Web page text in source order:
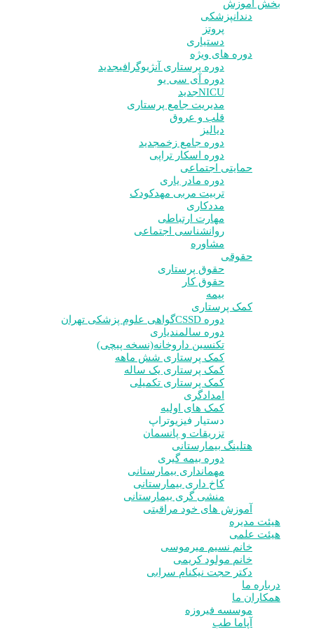
بخش آموزش
دندانپزشکی
پروتز
دستیاری
دوره های ویژه
دوره پرستاری آنژیوگرافیجدید
دوره آی سی یو
NICUجدید
مدیریت جامع پرستاری
قلب و عروق
دیالیز
دوره جامع زخمجدید
دوره اسکار تراپی
حمایتی اجتماعی
دوره مادر یاری
تربیت مربی مهدکودک
مددکاری
مهارت ارتباطی
روانشناسی اجتماعی
مشاوره
حقوقی
حقوق پرستاری
حقوق کار
بیمه
کمک پرستاری
دوره CSSD
گواهی علوم پزشکی تهران
دوره سالمندیاری
تکنسین داروخانه(نسخه پیچی)
کمک پرستاری شش ماهه
کمک پرستاری یک ساله
کمک پرستاری تکمیلی
امدادگری
کمک های اولیه
دستیار فیزیوتراپ
تزریقات و پانسمان
هتلینگ بیمارستانی
دوره بیمه گیری
مهمانداری بیمارستانی
کاخ داری بیمارستانی
منشی گری بیمارستانی
آموزش های خود مراقبتی
هیئت مدیره
هیئت علمی
خانم نسیم میرموسی
خانم مولود کریمی
دکتر حجت نیکنام سرابی
درباره ما
همکاران ما
موسسه فیروزه
آپاما طب